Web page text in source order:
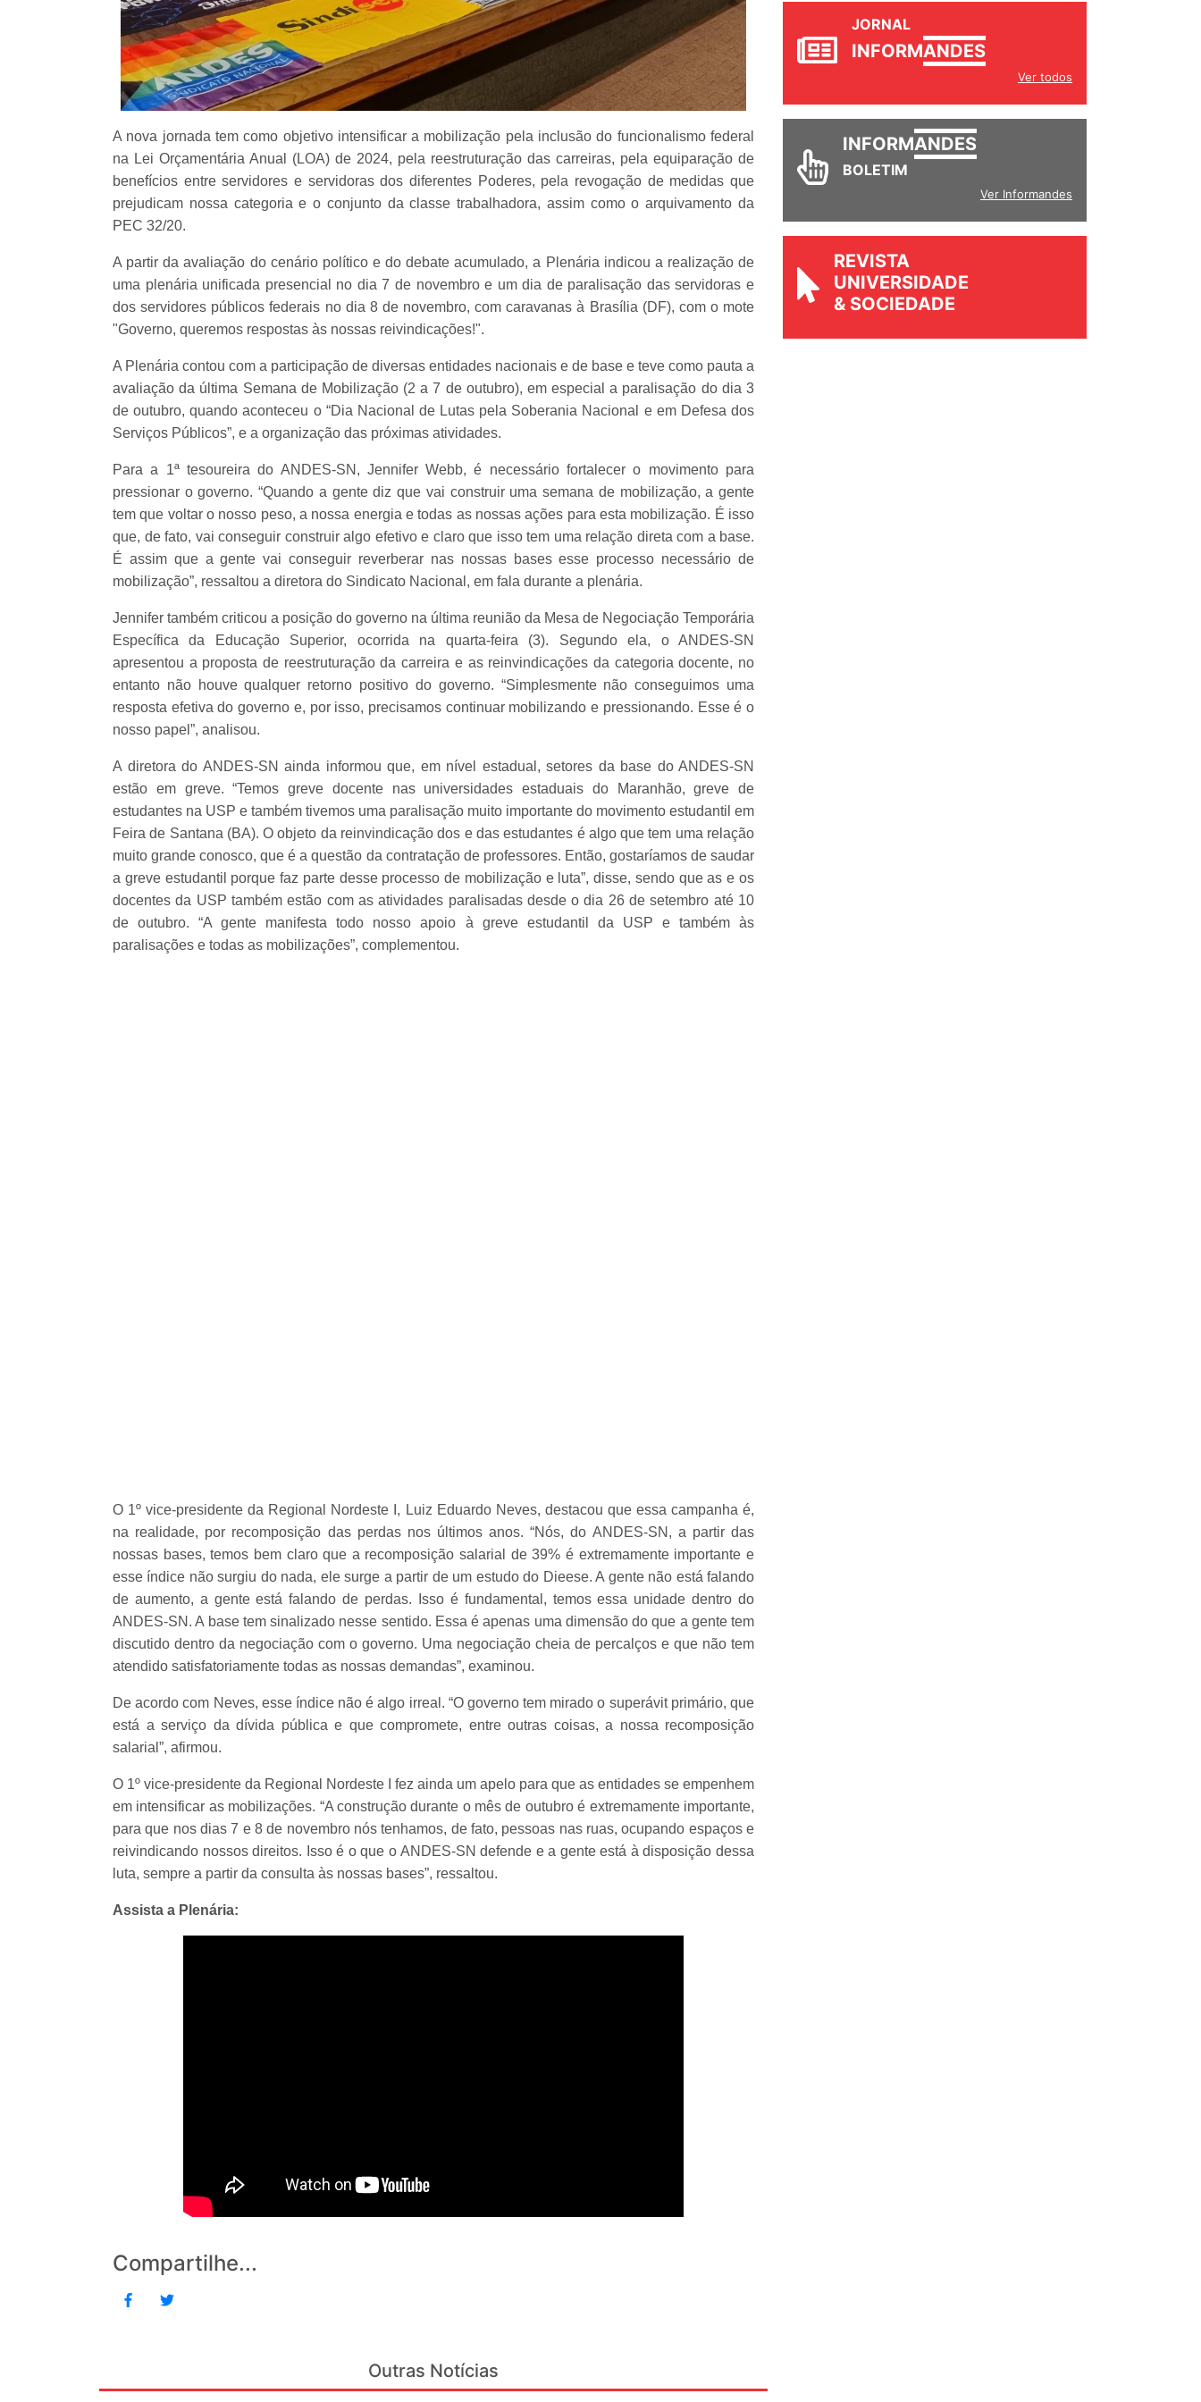
A nova jornada tem como objetivo intensificar a mobilização pela inclusão do funcionalismo federal
na Lei Orçamentária Anual (LOA) de 2024, pela reestruturação das carreiras, pela equiparação de
benefícios entre servidores e servidoras dos diferentes Poderes, pela revogação de medidas que
prejudicam nossa categoria e o conjunto da classe trabalhadora, assim como o arquivamento da
PEC 32/20.
A partir da avaliação do cenário político e do debate acumulado, a Plenária indicou a realização de
uma plenária unificada presencial no dia 7 de novembro e um dia de paralisação das servidoras e
dos servidores públicos federais no dia 8 de novembro, com caravanas à Brasília (DF), com o mote
"Governo, queremos respostas às nossas reivindicações!".
A Plenária contou com a participação de diversas entidades nacionais e de base e teve como pauta a
avaliação da última Semana de Mobilização (2 a 7 de outubro), em especial a paralisação do dia 3
de outubro, quando aconteceu o “Dia Nacional de Lutas pela Soberania Nacional e em Defesa dos
Serviços Públicos”, e a organização das próximas atividades.
Para a 1ª tesoureira do ANDES-SN, Jennifer Webb, é necessário fortalecer o movimento para
pressionar o governo. “Quando a gente diz que vai construir uma semana de mobilização, a gente
tem que voltar o nosso peso, a nossa energia e todas as nossas ações para esta mobilização. É isso
que, de fato, vai conseguir construir algo efetivo e claro que isso tem uma relação direta com a base.
É assim que a gente vai conseguir reverberar nas nossas bases esse processo necessário de
mobilização”, ressaltou a diretora do Sindicato Nacional, em fala durante a plenária.
Jennifer também criticou a posição do governo na última reunião da Mesa de Negociação Temporária
Específica da Educação Superior, ocorrida na quarta-feira (3). Segundo ela, o ANDES-SN
apresentou a proposta de reestruturação da carreira e as reinvindicações da categoria docente, no
entanto não houve qualquer retorno positivo do governo. “Simplesmente não conseguimos uma
resposta efetiva do governo e, por isso, precisamos continuar mobilizando e pressionando. Esse é o
nosso papel”, analisou.
A diretora do ANDES-SN ainda informou que, em nível estadual, setores da base do ANDES-SN
estão em greve. “Temos greve docente nas universidades estaduais do Maranhão, greve de
estudantes na USP e também tivemos uma paralisação muito importante do movimento estudantil em
Feira de Santana (BA). O objeto da reinvindicação dos e das estudantes é algo que tem uma relação
muito grande conosco, que é a questão da contratação de professores. Então, gostaríamos de saudar
a greve estudantil porque faz parte desse processo de mobilização e luta”, disse, sendo que as e os
docentes da USP também estão com as atividades paralisadas desde o dia 26 de setembro até 10
de outubro. “A gente manifesta todo nosso apoio à greve estudantil da USP e também às
paralisações e todas as mobilizações”, complementou.
O 1º vice-presidente da Regional Nordeste I, Luiz Eduardo Neves, destacou que essa campanha é,
na realidade, por recomposição das perdas nos últimos anos. “Nós, do ANDES-SN, a partir das
nossas bases, temos bem claro que a recomposição salarial de 39% é extremamente importante e
esse índice não surgiu do nada, ele surge a partir de um estudo do Dieese. A gente não está falando
de aumento, a gente está falando de perdas. Isso é fundamental, temos essa unidade dentro do
ANDES-SN. A base tem sinalizado nesse sentido. Essa é apenas uma dimensão do que a gente tem
discutido dentro da negociação com o governo. Uma negociação cheia de percalços e que não tem
atendido satisfatoriamente todas as nossas demandas”, examinou.
De acordo com Neves, esse índice não é algo irreal. “O governo tem mirado o superávit primário, que
está a serviço da dívida pública e que compromete, entre outras coisas, a nossa recomposição
salarial”, afirmou.
O 1º vice-presidente da Regional Nordeste I fez ainda um apelo para que as entidades se empenhem
em intensificar as mobilizações. “A construção durante o mês de outubro é extremamente importante,
para que nos dias 7 e 8 de novembro nós tenhamos, de fato, pessoas nas ruas, ocupando espaços e
reivindicando nossos direitos. Isso é o que o ANDES-SN defende e a gente está à disposição dessa
luta, sempre a partir da consulta às nossas bases”, ressaltou.
Assista a Plenária:
Compartilhe...
Outras Notícias
JORNAL
Ver todos
INFORM
Ver Informandes
REVISTA
UNIVERSIDADE